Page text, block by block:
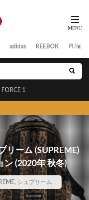
adidas REEBOK PUMA
FORCE 1
リーム (SUPREME)
ン (2020年 秋冬)
, シュプリーム